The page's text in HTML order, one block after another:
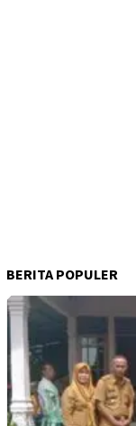
BERITA POPULER